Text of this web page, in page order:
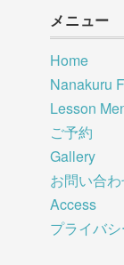
メニュー
Home
Nanakuru
Lesson
ご予約
Gallery
お問い合
Access
プライバ